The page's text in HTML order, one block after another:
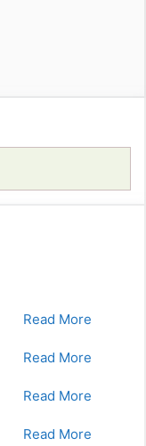
Read More
Read More
Read More
Read More